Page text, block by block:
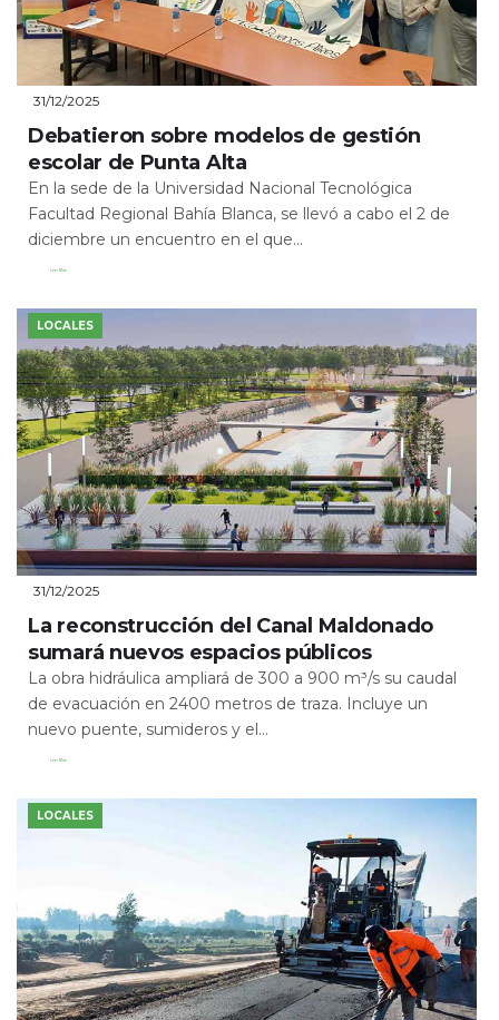
31/12/2025
Debatieron sobre modelos de gestión
escolar de Punta Alta
En la sede de la Universidad Nacional Tecnológica
Facultad Regional Bahía Blanca, se llevó a cabo el 2 de
diciembre un encuentro en el que...
Leer Más
LOCALES
31/12/2025
La reconstrucción del Canal Maldonado
sumará nuevos espacios públicos
La obra hidráulica ampliará de 300 a 900 m³/s su caudal
de evacuación en 2400 metros de traza. Incluye un
nuevo puente, sumideros y el...
Leer Más
LOCALES